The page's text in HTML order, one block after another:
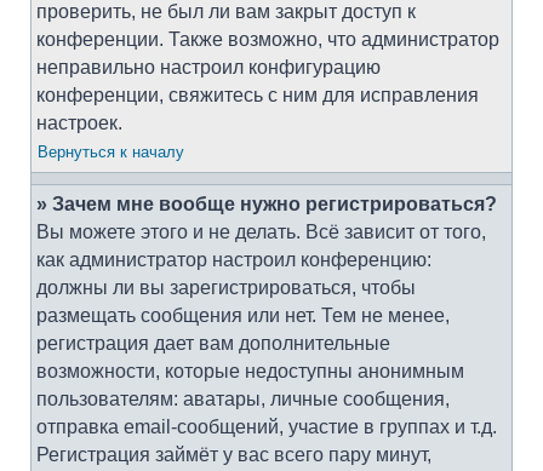
проверить, не был ли вам закрыт доступ к
конференции. Также возможно, что администратор
неправильно настроил конфигурацию
конференции, свяжитесь с ним для исправления
настроек.
Вернуться к началу
» Зачем мне вообще нужно регистрироваться?
Вы можете этого и не делать. Всё зависит от того,
как администратор настроил конференцию:
должны ли вы зарегистрироваться, чтобы
размещать сообщения или нет. Тем не менее,
регистрация дает вам дополнительные
возможности, которые недоступны анонимным
пользователям: аватары, личные сообщения,
отправка email-сообщений, участие в группах и т.д.
Регистрация займёт у вас всего пару минут,